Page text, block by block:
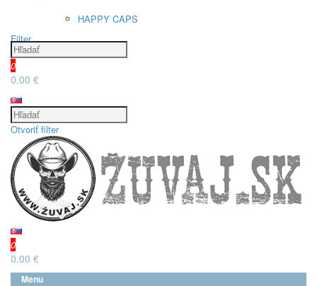
HAPPY CAPS
Filter
0
0.00 €
Otvoriť filter
0
0.00 €
Menu